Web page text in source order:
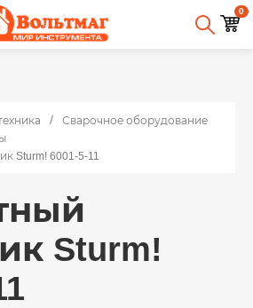
0
Сварочное оборудование
Sturm! 6001-5-11
Sturm!